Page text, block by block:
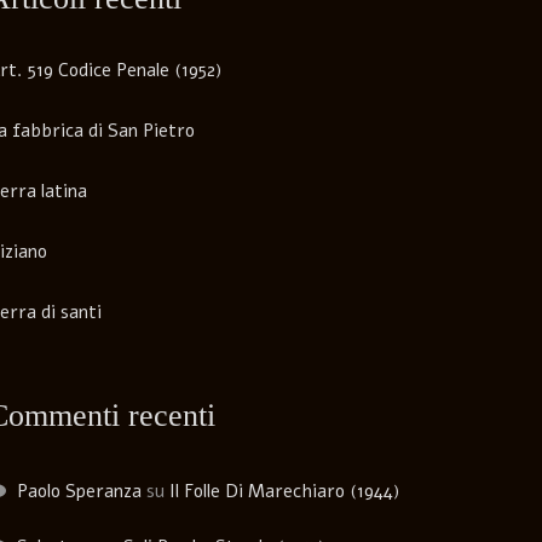
519 Codice Penale (1952)
fabbrica di San Pietro
latina
di santi
recenti
Paolo Speranzasu Il Folle Di Marechiaro (1944)